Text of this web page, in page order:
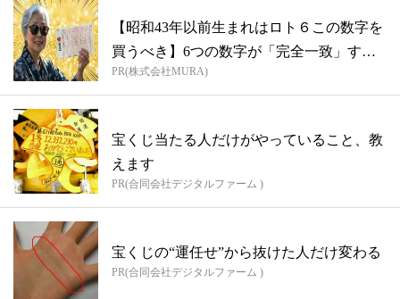
【昭和43年以前生まれはロト６この数字を
買うべき】6つの数字が「完全一致」する
方...
PR(株式会社MURA)
宝くじ当たる人だけがやっていること、教
えます
PR(合同会社デジタルファーム )
宝くじの“運任せ”から抜けた人だけ変わる
PR(合同会社デジタルファーム )